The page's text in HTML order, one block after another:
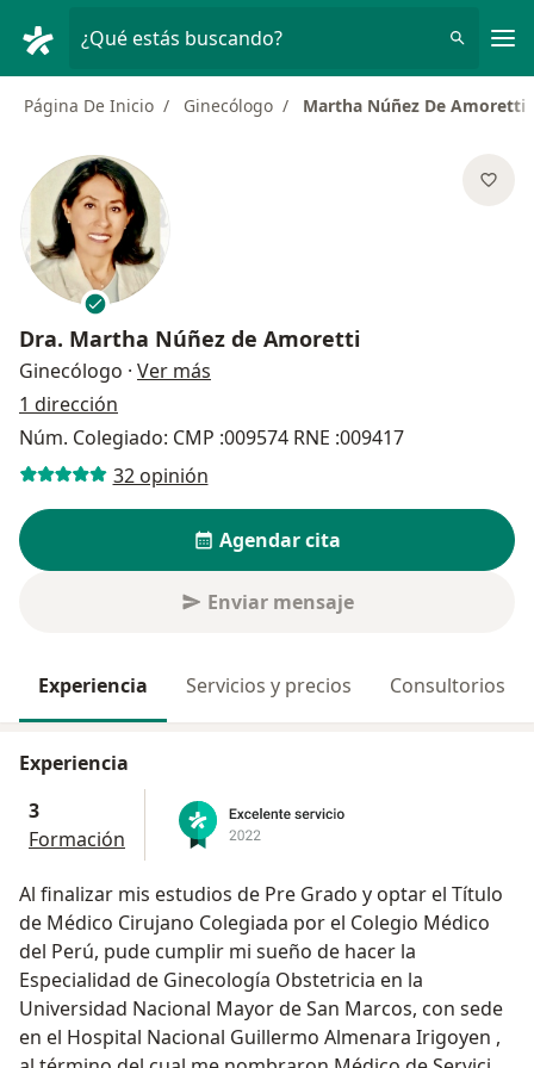
¿Qué estás buscando?
Página De Inicio Ginecólogo Martha Núñez De Amoretti
Dra. Martha Núñez de Amoretti
Ginecólogo · Ver más
1 dirección
Núm. Colegiado: CMP :009574 RNE :009417
32 opinión
Agendar cita
Enviar mensaje
Experiencia Servicios y precios Consultorios
Experiencia
3
Formación
Al finalizar mis estudios de Pre Grado y optar el Título
de Médico Cirujano Colegiada por el Colegio Médico
del Perú, pude cumplir mi sueño de hacer la
Especialidad de Ginecología Obstetricia en la
Universidad Nacional Mayor de San Marcos, con sede
en el Hospital Nacional Guillermo Almenara Irigoyen ,